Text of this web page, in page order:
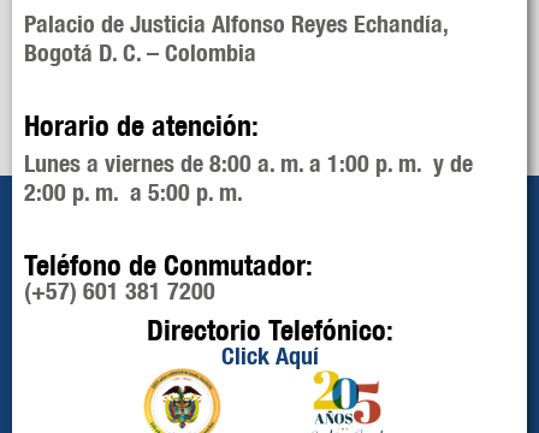
Palacio de Justicia Alfonso Reyes Echandía,
Bogotá D. C. – Colombia
Horario de atención:
Lunes a viernes de 8:00 a. m. a 1:00 p. m. y de
2:00 p. m. a 5:00 p. m.
Teléfono de Conmutador:
(+57) 601 381 7200
Directorio Telefónico:
Click Aquí